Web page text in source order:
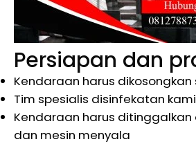
Persiapan dan
Kendaraan harus
Tim spesialis disinfekatan
Kendaraan harus
dan mesin menyala